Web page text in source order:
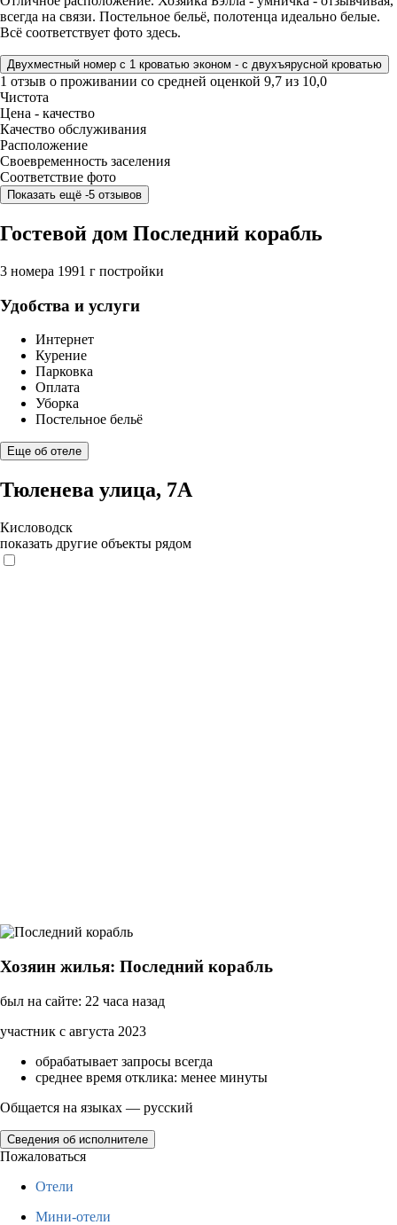
всегда на связи. Постельное бельё, полотенца идеально белые.
Всë соответствует фото здесь.
Двухместный номер с 1 кроватью эконом - с двухъярусной кроватью
1 отзыв о проживании со средней оценкой 9,7 из 10,0
Чистота
Цена - качество
Качество обслуживания
Расположение
Своевременность заселения
Соответствие фото
Показать ещё -5 отзывов
Гостевой дом Последний корабль
3 номера 1991 г постройки
Удобства и услуги
Интернет
Курение
Парковка
Оплата
Уборка
Постельное бельё
Еще об отеле
Тюленева улица, 7А
Кисловодск
показать другие объекты рядом
Хозяин жилья: Последний корабль
был на сайте: 22 часа назад
участник с августа 2023
обрабатывает запросы всегда
среднее время отклика: менее минуты
Общается на языках — русский
Сведения об исполнителе
Пожаловаться
Отели
Мини-отели